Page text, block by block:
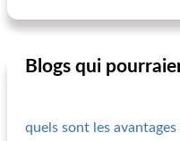
Blogs qui
quels sont les